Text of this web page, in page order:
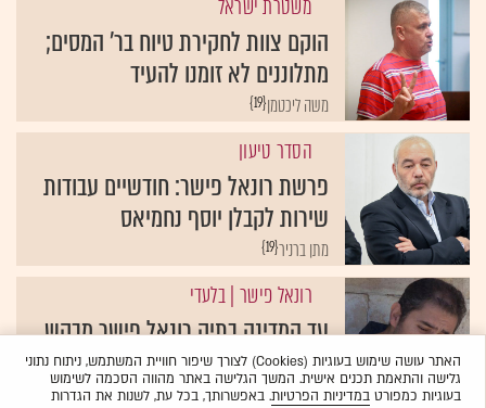
הוקם צוות לחקירת טיוח בר' המסים;
מתלוננים לא זומנו להעיד
{19}משה ליכטמן
פרשת רונאל פישר: חודשיים עבודות
שירות לקבלן יוסף נחמיאס
מתן ברניר
עד המדינה בתיק רונאל פישר מבקש
להשתחרר מהכלא
{19}חן מענית
האתר עושה שימוש בעוגיות (Cookies) לצורך שיפור חוויית המשתמש, ניתוח נתוני
גלישה והתאמת תכנים אישית. המשך הגלישה באתר מהווה הסכמה לשימוש
בעוגיות כמפורטבמדיניות הפרטיות. באפשרותך, בכל עת, לשנות את הגדרות